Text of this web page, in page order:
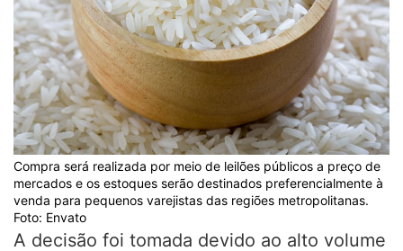
Compra será realizada por meio de leilões públicos a preço de
mercados e os estoques serão destinados preferencialmente à
venda para pequenos varejistas das regiões metropolitanas.
Foto: Envato
A decisão foi tomada devido ao alto volume